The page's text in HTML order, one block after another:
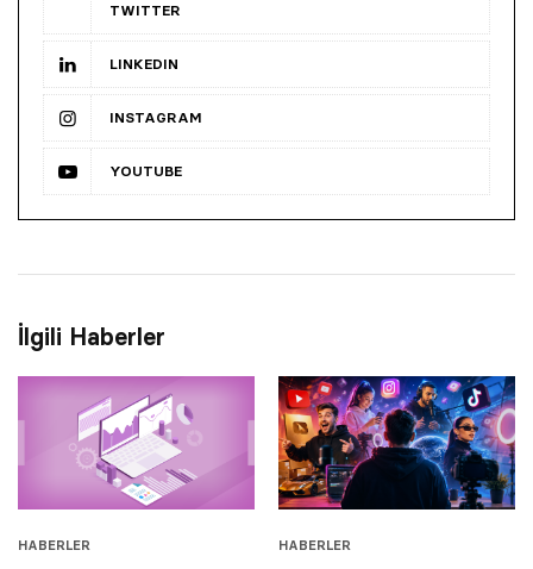
TWITTER
LINKEDIN
INSTAGRAM
YOUTUBE
İlgili Haberler
HABERLER HABERLER